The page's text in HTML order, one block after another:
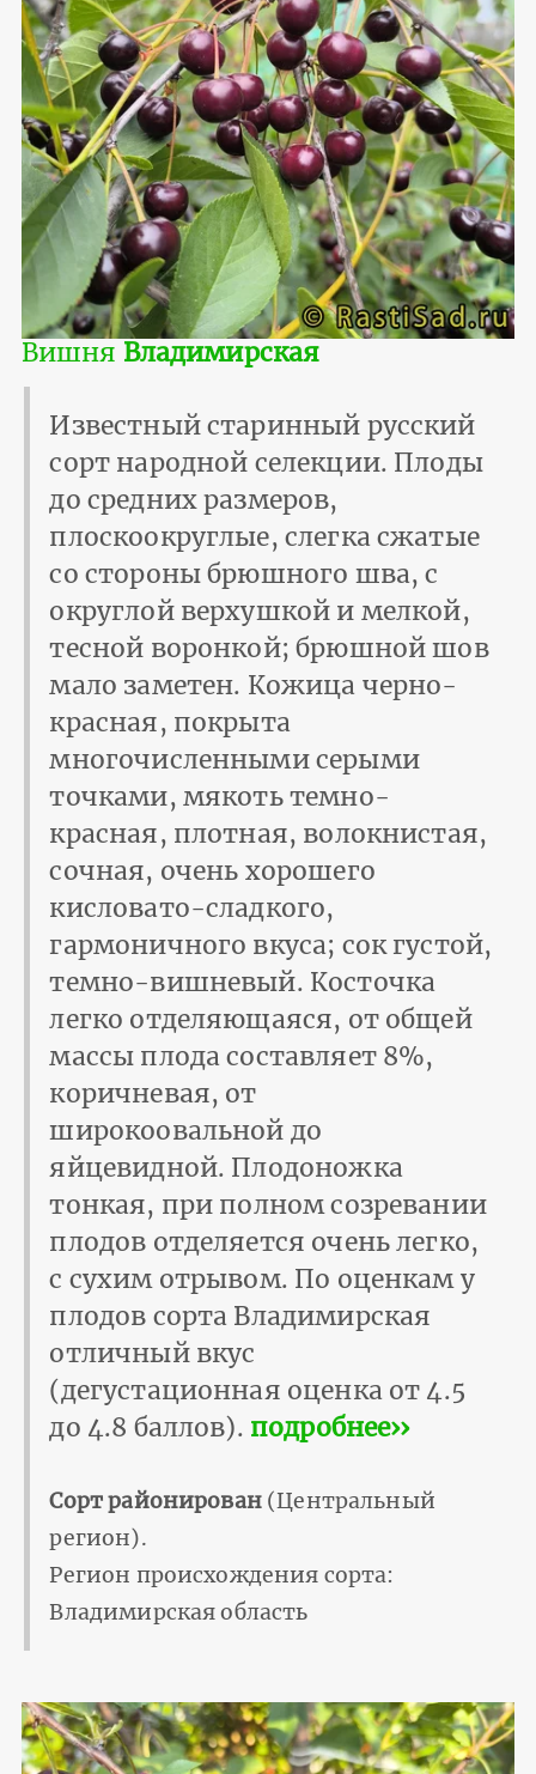
Вишня Владимирская
Известный старинный русский
сорт народной селекции. Плоды
до средних размеров,
плоскоокруглые, слегка сжатые
со стороны брюшного шва, с
округлой верхушкой и мелкой,
тесной воронкой; брюшной шов
мало заметен. Кожица черно-
красная, покрыта
многочисленными серыми
точками, мякоть темно-
красная, плотная, волокнистая,
сочная, очень хорошего
кисловато-сладкого,
гармоничного вкуса; сок густой,
темно-вишневый. Косточка
легко отделяющаяся, от общей
массы плода составляет 8%,
коричневая, от
широкоовальной до
яйцевидной. Плодоножка
тонкая, при полном созревании
плодов отделяется очень легко,
с сухим отрывом. По оценкам у
плодов сорта Владимирская
отличный вкус
(дегустационная оценка от 4.5
до 4.8 баллов). подробнее››
Сорт районирован(Центральный
регион).
Регион происхождения сорта:
Владимирская область